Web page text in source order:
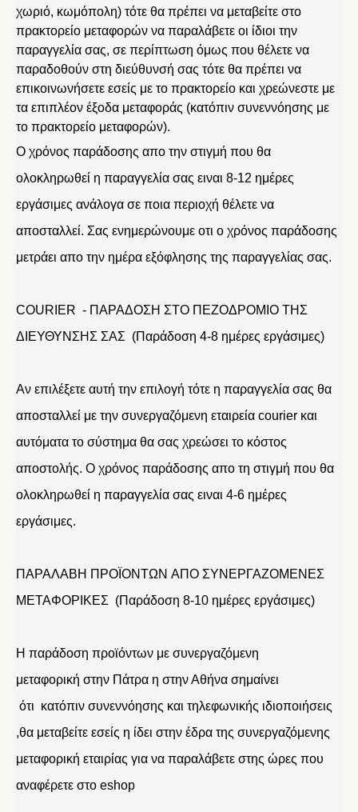
χωριό, κωμόπολη) τότε θα πρέπει να μεταβείτε στο
πρακτορείο μεταφορών να παραλάβετε οι ίδιοι την
παραγγελία σας, σε περίπτωση όμως που θέλετε να
παραδοθούν στη διεύθυνσή σας τότε θα πρέπει να
επικοινωνήσετε εσείς με το πρακτορείο και χρεώνεστε με
τα επιπλέον έξοδα μεταφοράς (κατόπιν συνεννόησης με
το πρακτορείο μεταφορών).
Ο χρόνος παράδοσης απο την στιγμή που θα
ολοκληρωθεί η παραγγελία σας ειναι 8-12 ημέρες
εργάσιμες ανάλογα σε ποια περιοχή θέλετε να
αποσταλλεί. Σας ενημερώνουμε οτι ο χρόνος παράδοσης
μετράει απο την ημέρα εξόφλησης της παραγγελίας σας.
COURIER - ΠΑΡΑΔΟΣΗ ΣΤΟ ΠΕΖΟΔΡΟΜΙΟ ΤΗΣ
ΔΙΕΥΘΥΝΣΗΣ ΣΑΣ (Παράδοση 4-8 ημέρες εργάσιμες)
Αν επιλέξετε αυτή την επιλογή τότε η παραγγελία σας θα
αποσταλλεί με την συνεργαζόμενη εταιρεία courier και
αυτόματα το σύστημα θα σας χρεώσει το κόστος
αποστολής. Ο χρόνος παράδοσης απο τη στιγμή που θα
ολοκληρωθεί η παραγγελία σας ειναι 4-6 ημέρες
εργάσιμες.
ΠΑΡΑΛΑΒΗ ΠΡΟΪΟΝΤΩΝ ΑΠΟ ΣΥΝΕΡΓΑΖΟΜΕΝΕΣ
ΜΕΤΑΦΟΡΙΚΕΣ (Παράδοση 8-10 ημέρες εργάσιμες)
Η παράδοση προϊόντων με συνεργαζόμενη
μεταφορική στην Πάτρα η στην Αθήνα σημαίνει
ότι κατόπιν συνεννόησης και τηλεφωνικής ιδιοποιήσεις
,θα μεταβείτε εσείς η ίδει στην έδρα της συνεργαζόμενης
μεταφορική εταιρίας για να παραλάβετε στης ώρες που
αναφέρετε στο eshop